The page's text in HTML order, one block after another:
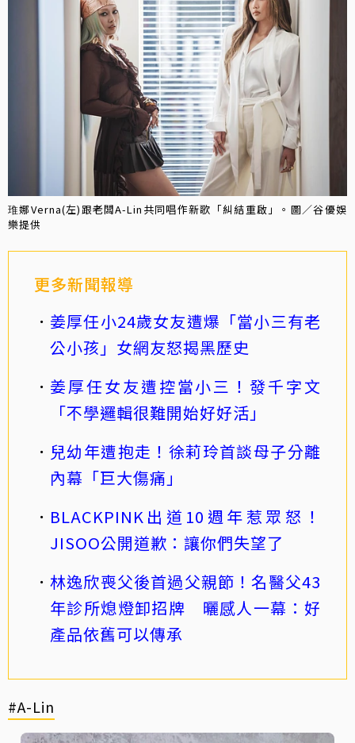
琟娜Verna(左)跟老闆A-Lin共同唱作新歌「糾結重啟」。圖／谷優娛
樂提供
更多新聞報導
姜厚任小24歲女友遭爆「當小三有老
公小孩」女網友怒揭黑歷史
姜厚任女友遭控當小三！發千字文
「不學邏輯很難開始好好活」
兒幼年遭抱走！徐莉玲首談母子分離
內幕「巨大傷痛」
BLACKPINK出道10週年惹眾怒！
JISOO公開道歉：讓你們失望了
林逸欣喪父後首過父親節！名醫父43
年診所熄燈卸招牌 曬感人一幕：好
產品依舊可以傳承
#A-Lin